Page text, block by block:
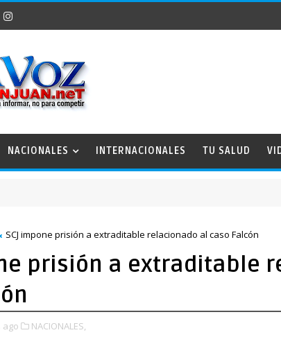
NACIONALES INTERNACIONALES TU SALUD
SCJ impone prisión a extraditable relacionado al caso Falcón
prisión a extraditable
ago NACIONALES,